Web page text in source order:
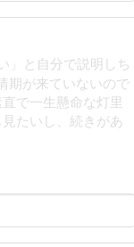
と自分で説明しち
期が来ていないので
で一生懸命な灯里
たいし、続きがあ